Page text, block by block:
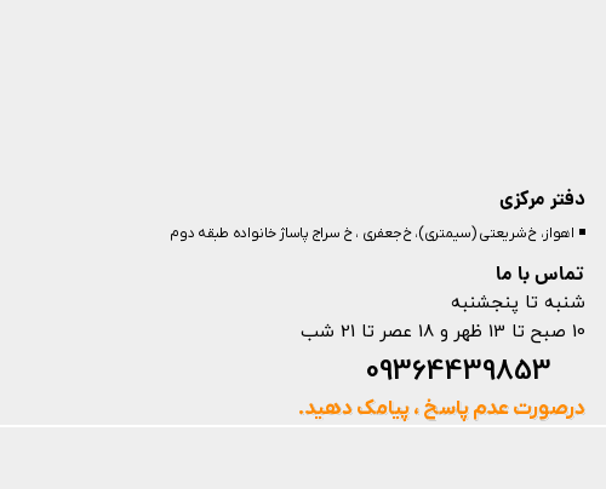
دفتر مرکزی
تماس با ما
◾️ اهواز، خ شریعتی (سیمتری)، خ جعفری ، خ سراج پاساژ خانواده طبقه دوم
شنبه تا پنجشنبه
10 صبح تا 13 ظهر و 18 عصر تا 21 شب
درصورت عدم پاسخ ، پیامک دهید.